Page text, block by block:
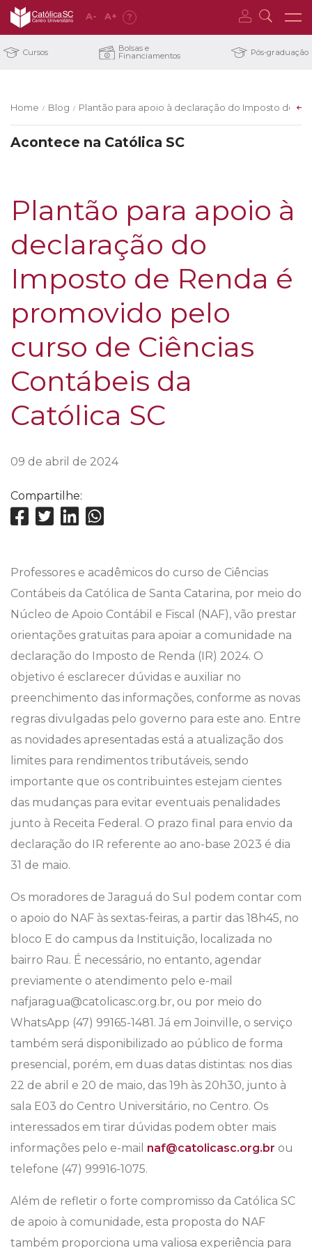
A- A+ ?
Cursos Bolsas e
Financiamentos Pós-graduação
Home / Blog / Plantão para apoio à declaração do Imposto de
Acontece na Católica SC
Plantão para apoio à
declaração do
Imposto de Renda é
promovido pelo
curso de Ciências
Contábeis da
Católica SC
09 de abril de 2024
Compartilhe:
Professores e acadêmicos do curso de Ciências
Contábeis da Católica de Santa Catarina, por meio do
Núcleo de Apoio Contábil e Fiscal (NAF), vão prestar
orientações gratuitas para apoiar a comunidade na
declaração do Imposto de Renda (IR) 2024. O
objetivo é esclarecer dúvidas e auxiliar no
preenchimento das informações, conforme as novas
regras divulgadas pelo governo para este ano. Entre
as novidades apresentadas está a atualização dos
limites para rendimentos tributáveis, sendo
importante que os contribuintes estejam cientes
das mudanças para evitar eventuais penalidades
junto à Receita Federal. O prazo final para envio da
declaração do IR referente ao ano-base 2023 é dia
31 de maio.
Os moradores de Jaraguá do Sul podem contar com
o apoio do NAF às sextas-feiras, a partir das 18h45, no
bloco E do campus da Instituição, localizada no
bairro Rau. É necessário, no entanto, agendar
previamente o atendimento pelo e-mail
nafjaragua@catolicasc.org.br, ou por meio do
WhatsApp (47) 99165-1481. Já em Joinville, o serviço
também será disponibilizado ao público de forma
presencial, porém, em duas datas distintas: nos dias
22 de abril e 20 de maio, das 19h às 20h30, junto à
sala E03 do Centro Universitário, no Centro. Os
interessados em tirar dúvidas podem obter mais
informações pelo e-mail naf@catolicasc.org.br ou
telefone (47) 99916-1075.
Além de refletir o forte compromisso da Católica SC
de apoio à comunidade, esta proposta do NAF
também proporciona uma valiosa experiência para